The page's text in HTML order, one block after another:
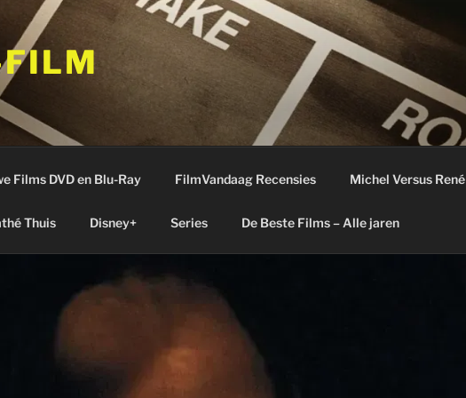
Films DVD en Blu-Ray FilmVandaag Recensies Michel Versus René
Thuis Disney+ Series De Beste Films – Alle jaren